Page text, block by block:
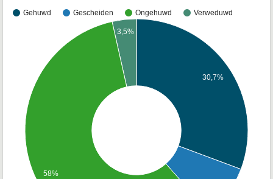
Gehuwd Gescheiden Ongehuwd Verweduwd
30,7%
3,5%
58%